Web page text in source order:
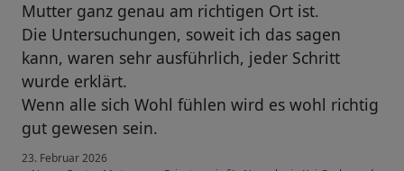
Mutter ganz genau am richtigen Ort ist.
Die Untersuchungen, soweit ich das sagen
kann, waren sehr ausführlich, jeder Schritt
wurde erklärt.
Wenn alle sich Wohl fühlen wird es wohl richtig
gut gewesen sein.
23. Februar 2026